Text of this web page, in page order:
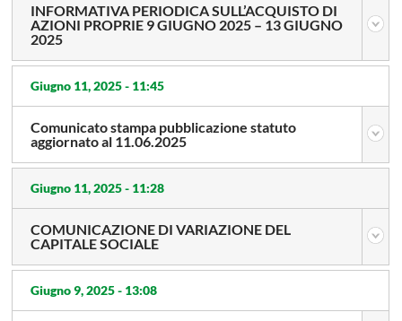
INFORMATIVA PERIODICA SULL’ACQUISTO DI
AZIONI PROPRIE 9 GIUGNO 2025 – 13 GIUGNO
2025
Giugno 11, 2025 - 11:45
Comunicato stampa pubblicazione statuto
aggiornato al 11.06.2025
Giugno 11, 2025 - 11:28
COMUNICAZIONE DI VARIAZIONE DEL
CAPITALE SOCIALE
Giugno 9, 2025 - 13:08